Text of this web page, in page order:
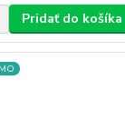
Pridať do košíka